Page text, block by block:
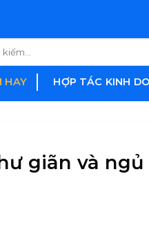
HAY HỢP TÁC KINH
giãn và